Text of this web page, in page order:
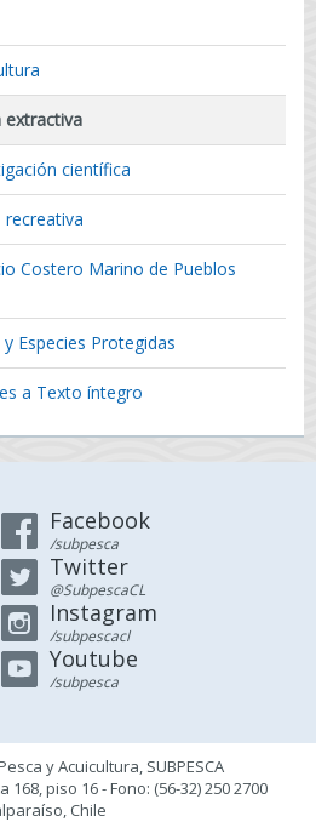
extractiva
científica
recreativa
Costero Marino de Pueblos
Especies Protegidas
a Texto íntegro
Facebook
/subpesca
Twitter
@SubpescaCL
Instagram
/subpescacl
Youtube
/subpesca
y Acuicultura, SUBPESCA
piso 16 - Fono: (56-32) 250 2700
Chile